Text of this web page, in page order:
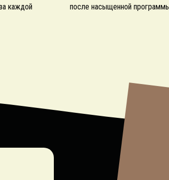
после насыщенной
каждой